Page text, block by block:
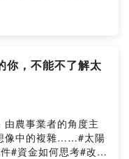
記
農事業者的角度主
像中的複雜……#太陽
#資金如何思考#改善